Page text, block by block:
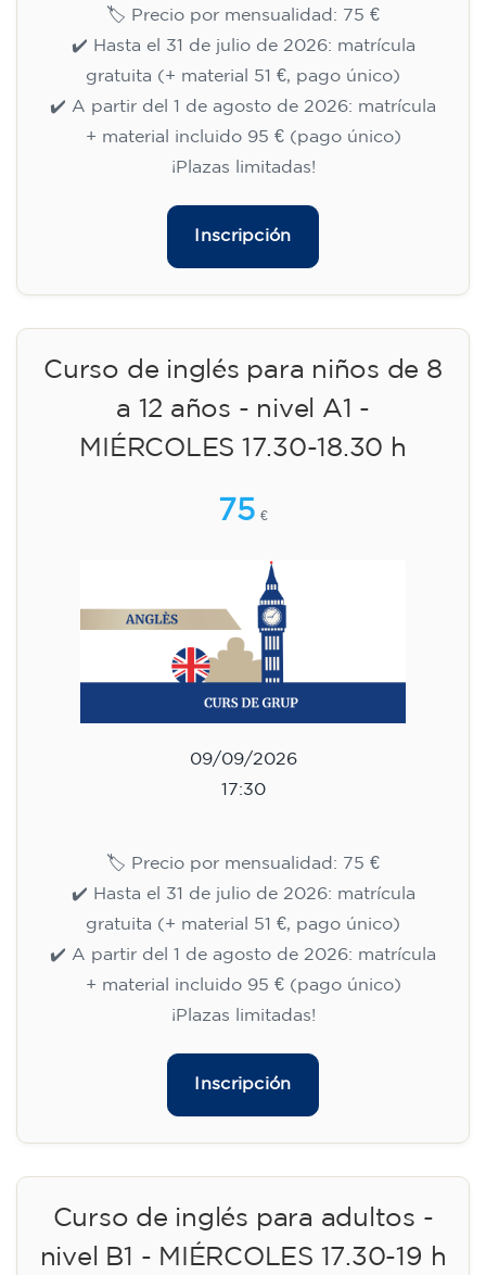
🏷️ Precio por mensualidad: 75 €
✔️ Hasta el 31 de julio de 2026: matrícula
gratuita (+ material 51 €, pago único)
✔️ A partir del 1 de agosto de 2026: matrícula
+ material incluido 95 € (pago único)
¡Plazas limitadas!
Inscripción
Curso de inglés para niños de 8
a 12 años - nivel A1 -
MIÉRCOLES 17.30-18.30 h
75 €
09/09/2026
17:30
🏷️ Precio por mensualidad: 75 €
✔️ Hasta el 31 de julio de 2026: matrícula
gratuita (+ material 51 €, pago único)
✔️ A partir del 1 de agosto de 2026: matrícula
+ material incluido 95 € (pago único)
¡Plazas limitadas!
Inscripción
Curso de inglés para adultos -
nivel B1 - MIÉRCOLES 17.30-19 h